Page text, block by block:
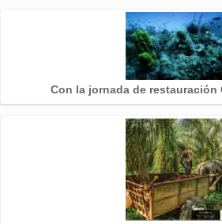
Con la jornada de restauración